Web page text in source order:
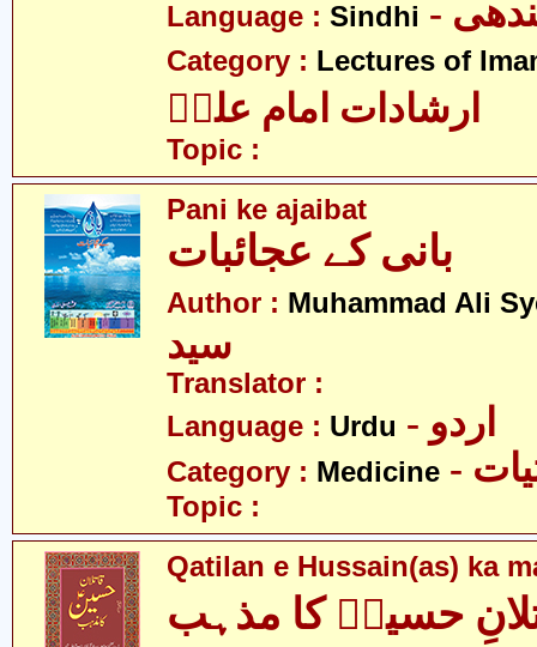
Language : Sindhi
Category : Lectures of
ارشادات امام علیؑ
Topic :
Pani ke ajaibat
بانی کے عجائبات
Author : Muhammad Ali
سید
Translator :
Language : Urdu - اردو
Category : Medicine
Topic :
Qatilan e Hussain(as) ka
حسینؑ کا مذہب